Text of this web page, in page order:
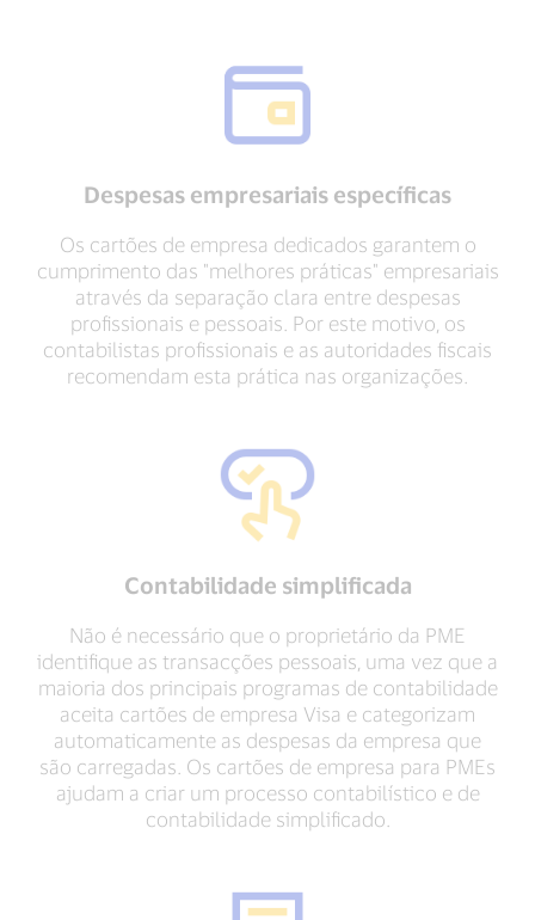
Despesas empresariais específicas
Os cartões de empresa dedicados garantem o
cumprimento das "melhores práticas" empresariais
através da separação clara entre despesas
profissionais e pessoais. Por este motivo, os
contabilistas profissionais e as autoridades fiscais
recomendam esta prática nas organizações.
Contabilidade simplificada
Não é necessário que o proprietário da PME
identifique as transacções pessoais, uma vez que a
maioria dos principais programas de contabilidade
aceita cartões de empresa Visa e categorizam
automaticamente as despesas da empresa que
são carregadas. Os cartões de empresa para PMEs
ajudam a criar um processo contabilístico e de
contabilidade simplificado.